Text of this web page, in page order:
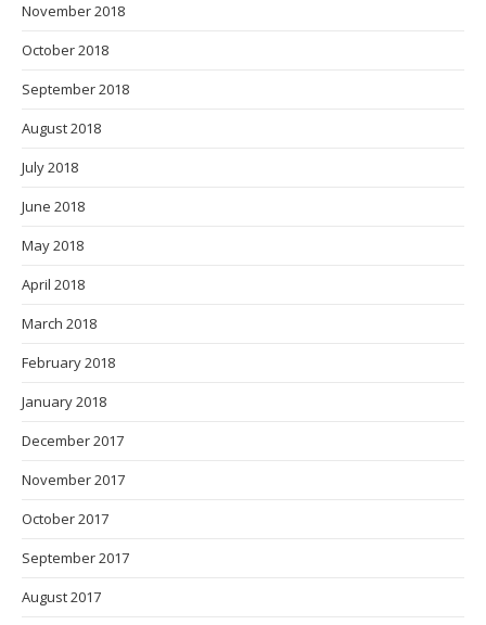
November 2018
October 2018
September 2018
August 2018
July 2018
June 2018
May 2018
April 2018
March 2018
February 2018
January 2018
December 2017
November 2017
October 2017
September 2017
August 2017